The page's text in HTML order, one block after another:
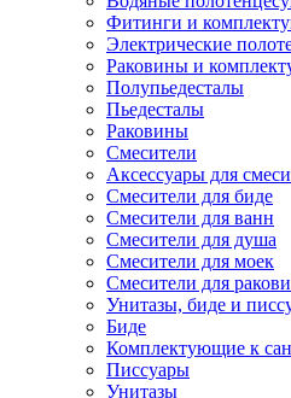
Фитинги и
Электрические
Раковины и
Полупьедесталы
Пьедесталы
Раковины
Смесители
Аксессуары для
Смесители для биде
Смесители для ванн
Смесители для душа
Смесители для моек
Смесители для
Унитазы, биде и
Биде
Комплектующие к
Писсуары
Унитазы